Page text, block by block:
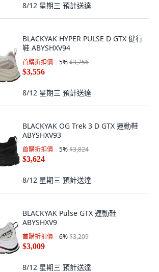
8/12 星期三 預計送達
BLACKYAK HYPER PULSE D GTX 健行
鞋 ABYSHXV94
首購折扣價 5%$3,756
$3,556
8/12 星期三 預計送達
BLACKYAK OG Trek 3 D GTX 運動鞋
ABYSHXV93
首購折扣價 5%$3,824
$3,624
8/12 星期三 預計送達
BLACKYAK Pulse GTX 運動鞋
ABYSHXV9
首購折扣價 6%$3,209
$3,009
8/12 星期三 預計送達